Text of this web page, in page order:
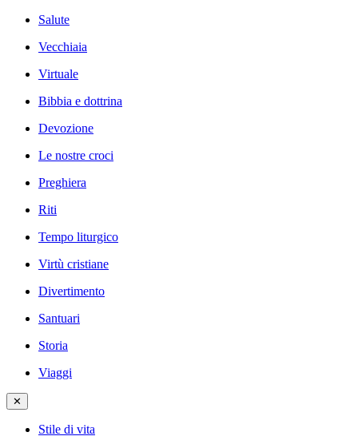
Salute
Vecchiaia
Virtuale
Bibbia e dottrina
Devozione
Le nostre croci
Preghiera
Riti
Tempo liturgico
Virtù cristiane
Divertimento
Santuari
Storia
Viaggi
✕
Stile di vita